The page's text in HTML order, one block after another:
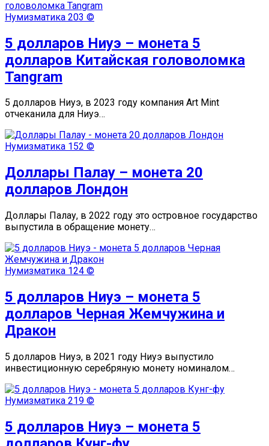
Нумизматика 203 ©
5 долларов Ниуэ – монета 5
долларов Китайская головоломка
Tangram
5 долларов Ниуэ, в 2023 году компания Art Mint
отчеканила для Ниуэ…
Нумизматика 152 ©
Доллары Палау – монета 20
долларов Лондон
Доллары Палау, в 2022 году это островное государство
выпустила в обращение монету…
Нумизматика 124 ©
5 долларов Ниуэ – монета 5
долларов Черная Жемчужина и
Дракон
5 долларов Ниуэ, в 2021 году Ниуэ выпустило
инвестиционную серебряную монету номиналом…
Нумизматика 219 ©
5 долларов Ниуэ – монета 5